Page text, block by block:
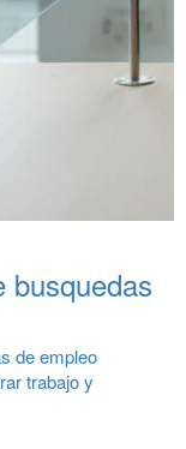
busquedas
de empleo
trabajo y